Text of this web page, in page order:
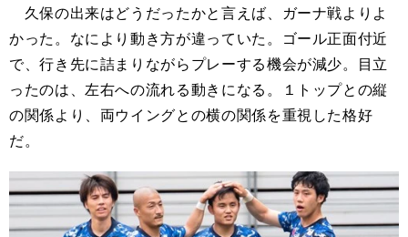
久保の出来はどうだったかと言えば、ガーナ戦よりよ
かった。なにより動き方が違っていた。ゴール正面付近
で、行き先に詰まりながらプレーする機会が減少。目立
ったのは、左右への流れる動きになる。１トップとの縦
の関係より、両ウイングとの横の関係を重視した格好
だ。